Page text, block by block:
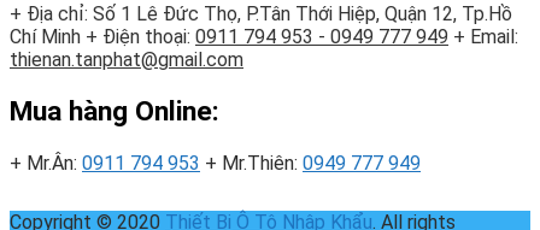
+ Địa chỉ: Số 1 Lê Đức Thọ, P.Tân Thới Hiệp, Quận 12, Tp.Hồ
Chí Minh + Điện thoại: 0911 794 953 - 0949 777 949 + Email:
thienan.tanphat@gmail.com
Mua hàng Online:
+ Mr.Ân: 0911 794 953 + Mr.Thiên: 0949 777 949
Copyright © 2020 Thiết Bị Ô Tô Nhập Khẩu. All rights